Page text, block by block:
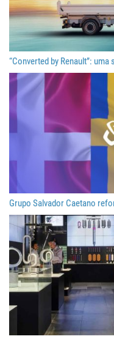
“Converted by Renault”:
Grupo Salvador Caetano